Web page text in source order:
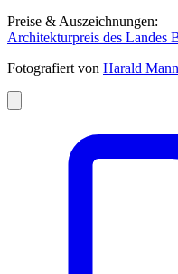
Preise & Auszeichnungen:
Architekturpreis des Landes
Fotografiert von Harald